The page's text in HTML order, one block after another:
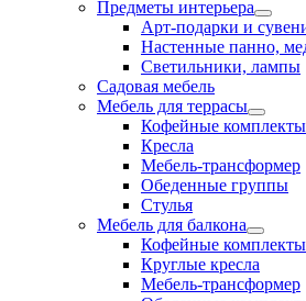
Предметы интерьера
Арт-подарки и
Настенные панно,
Светильники, лампы
Садовая мебель
Мебель для террасы
Кофейные комплекты
Кресла
Мебель-трансформер
Обеденные группы
Стулья
Мебель для балкона
Кофейные комплекты
Круглые кресла
Мебель-трансформер